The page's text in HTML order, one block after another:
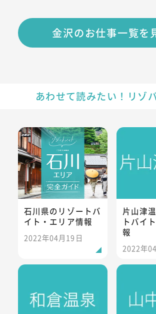
金沢のお仕事一覧を
あわせて読みたい！リゾ
石川県のリゾートバイト・エリア情報
石川県のリゾートバ
イト・エリア情報
2022年04月19日
片山津温
片山津
トバイ
報
2022年
和倉温泉のリゾートバイト・エリア情報
山中温泉